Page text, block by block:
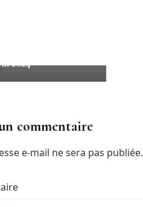
2024
commentaire
e-mail ne sera pas publiée.